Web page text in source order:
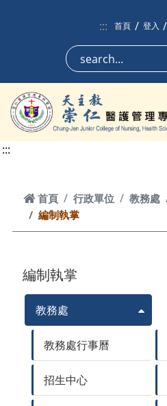
:::
首頁 登入
:::
首頁
首頁 行政單位 教務處
編制執掌
編制執掌
教務處
教務處行事曆
招生中心